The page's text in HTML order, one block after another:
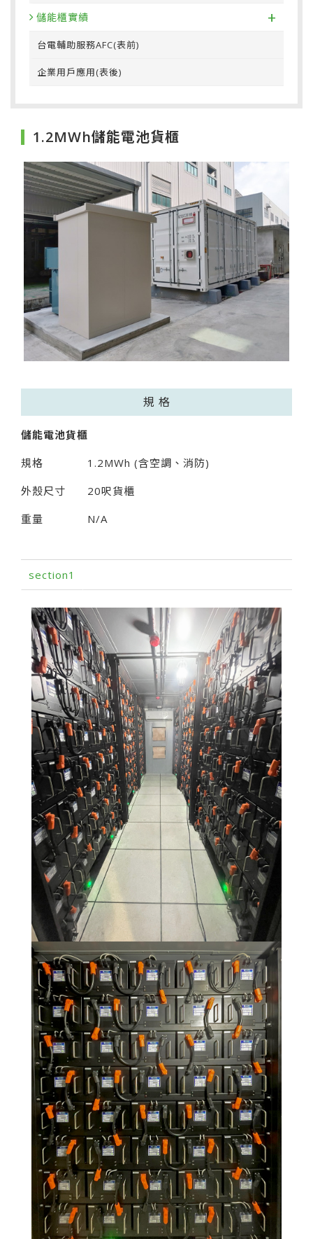
儲能櫃實績 +
台電輔助服務AFC(表前)
企業用戶應用(表後)
1.2MWh儲能電池貨櫃
規 格
儲能電池貨櫃
規格
1.2MWh (含空調、消防)
外殼尺寸
20呎貨櫃
重量
N/A
section1